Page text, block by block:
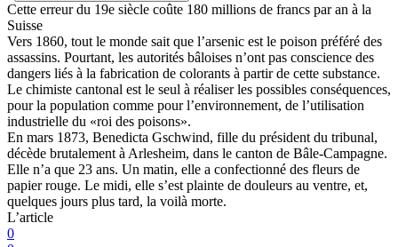
Cette erreur du 19e siècle coûte 180 millions de francs par an à la
Suisse
Vers 1860, tout le monde sait que l’arsenic est le poison préféré des
assassins. Pourtant, les autorités bâloises n’ont pas conscience des
dangers liés à la fabrication de colorants à partir de cette substance.
Le chimiste cantonal est le seul à réaliser les possibles conséquences,
pour la population comme pour l’environnement, de l’utilisation
industrielle du «roi des poisons».
En mars 1873, Benedicta Gschwind, fille du président du tribunal,
décède brutalement à Arlesheim, dans le canton de Bâle-Campagne.
Elle n’a que 23 ans. Un matin, elle a confectionné des fleurs de
papier rouge. Le midi, elle s’est plainte de douleurs au ventre, et,
quelques jours plus tard, la voilà morte.
L’article
0